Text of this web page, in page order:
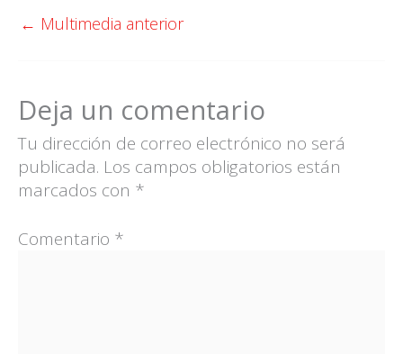
← Multimedia anterior
Deja un comentario
Tu dirección de correo electrónico no será
publicada. Los campos obligatorios están
marcados con *
Comentario *